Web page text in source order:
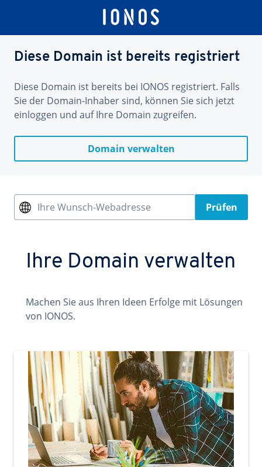
Diese Domain ist bereits registriert
Diese Domain ist bereits bei IONOS registriert. Falls
Sie der Domain-Inhaber sind, können Sie sich jetzt
einloggen und auf Ihre Domain zugreifen.
Domain verwalten
Ihre Wunsch-Webadresse Prüfen
Ihre Domain verwalten
Machen Sie aus Ihren Ideen Erfolge mit Lösungen
von IONOS.